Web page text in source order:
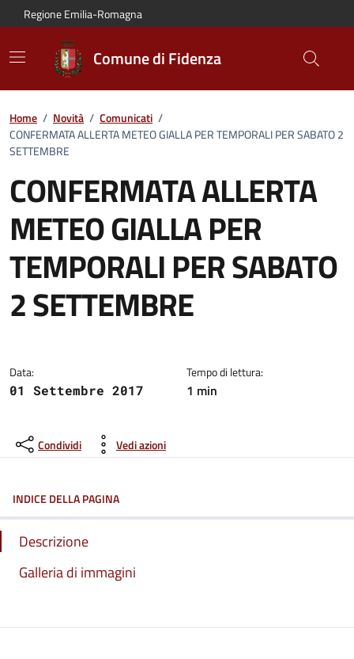
Vai al contenuto principale
Vai alla navigazione del sito
Vai al piede di pagina
Regione Emilia-Romagna
Comune di Fidenza
Home / Novità / Comunicati /
CONFERMATA ALLERTA METEO GIALLA PER TEMPORALI PER SABATO 2
SETTEMBRE
CONFERMATA ALLERTA
METEO GIALLA PER
TEMPORALI PER SABATO
2 SETTEMBRE
Data:
01 Settembre 2017
Tempo di lettura:
1 min
Condividi Vedi azioni
INDICE DELLA PAGINA
Descrizione
Galleria di immagini